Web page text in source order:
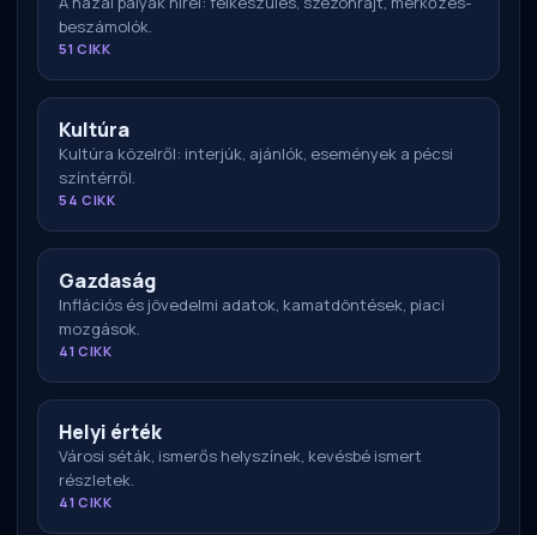
beszámolók.
51 CIKK
Kultúra
Kultúra közelről: interjúk, ajánlók, események a pécsi
színtérről.
54 CIKK
Gazdaság
Inflációs és jövedelmi adatok, kamatdöntések, piaci
mozgások.
41 CIKK
Helyi érték
Városi séták, ismerős helyszínek, kevésbé ismert
részletek.
41 CIKK